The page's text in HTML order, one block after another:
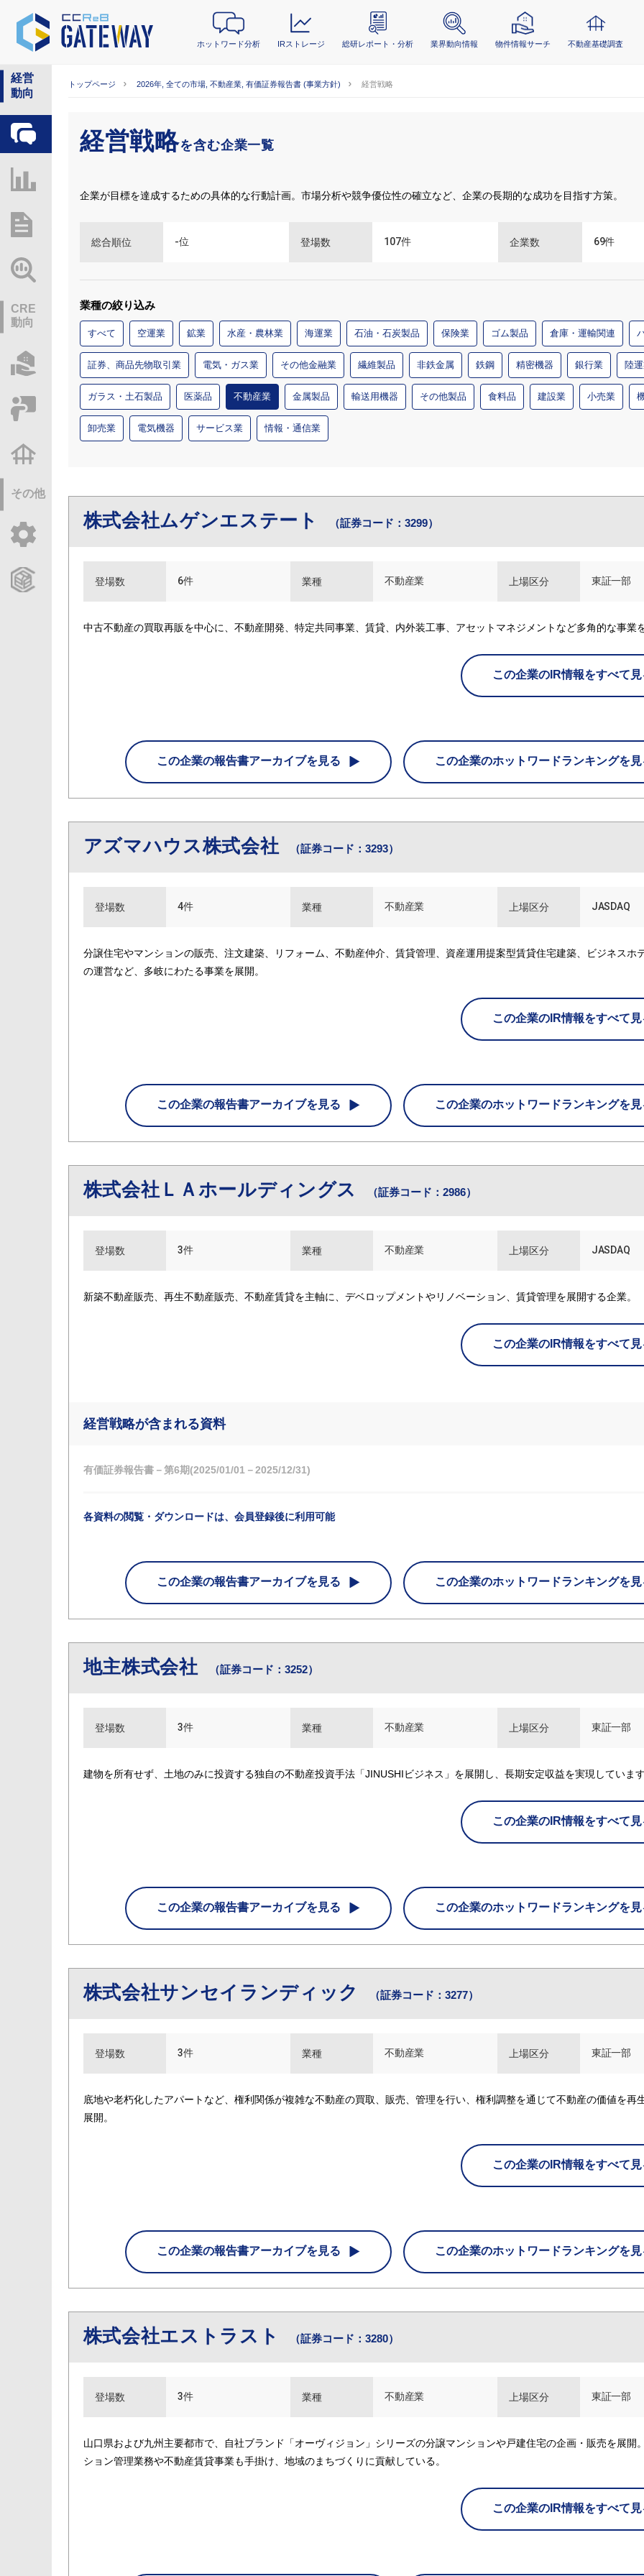
ホットワード分析 IRストレージ 総研レポート・分析 業界動向情報 物件情報サーチ 不動産基礎調査
経営
動向
ホットワード分析
CRE
動向
物件情報サーチ
セミナー・研修
その他
ご利用ガイド
CCReBサービスのご案内
トップページ 2026年, 全ての市場, 不動産業, 有価証券報告書 (事業方針) 経営戦略
経営戦略を含む企業一覧
企業が目標を達成するための具体的な行動計画。市場分析や競争優位性の確立など、企業の長期的な成功を目指す方策。
総合順位 -位 登場数 107件 企業数 69件
業種の絞り込み
すべて 空運業 鉱業 水産・農林業 海運業 石油・石炭製品 保険業 ゴム製品 倉庫・運輸関連
証券、商品先物取引業 電気・ガス業 その他金融業 繊維製品 非鉄金属 鉄鋼 精密機器 銀行業 陸
ガラス・土石製品 医薬品 不動産業 金属製品 輸送用機器 その他製品 食料品 建設業 小売業
卸売業 電気機器 サービス業 情報・通信業
株式会社ムゲンエステート （証券コード：3299）
登場数 6件 業種 不動産業 上場区分 東証一部
中古不動産の買取再販を中心に、不動産開発、特定共同事業、賃貸、内外装工事、アセットマネジメントなど多角的な事業
この企業のIR情報をすべて見
この企業の報告書アーカイブを見る この企業のホットワードランキングを見
アズマハウス株式会社 （証券コード：3293）
登場数 4件 業種 不動産業 上場区分 JASDAQ
分譲住宅やマンションの販売、注文建築、リフォーム、不動産仲介、賃貸管理、資産運用提案型賃貸住宅建築、ビジネスホ
の運営など、多岐にわたる事業を展開。
この企業のIR情報をすべて見
この企業の報告書アーカイブを見る この企業のホットワードランキングを見
株式会社ＬＡホールディングス （証券コード：2986）
登場数 3件 業種 不動産業 上場区分 JASDAQ
新築不動産販売、再生不動産販売、不動産賃貸を主軸に、デベロップメントやリノベーション、賃貸管理を展開する企業。
この企業のIR情報をすべて見
経営戦略が含まれる資料
有価証券報告書－第6期(2025/01/01－2025/12/31)
各資料の閲覧・ダウンロードは、会員登録後に利用可能
この企業の報告書アーカイブを見る この企業のホットワードランキングを見
地主株式会社 （証券コード：3252）
登場数 3件 業種 不動産業 上場区分 東証一部
建物を所有せず、土地のみに投資する独自の不動産投資手法「JINUSHIビジネス」を展開し、長期安定収益を実現していま
この企業のIR情報をすべて見
この企業の報告書アーカイブを見る この企業のホットワードランキングを見
株式会社サンセイランディック （証券コード：3277）
登場数 3件 業種 不動産業 上場区分 東証一部
底地や老朽化したアパートなど、権利関係が複雑な不動産の買取、販売、管理を行い、権利調整を通じて不動産の価値を再
展開。
この企業のIR情報をすべて見
この企業の報告書アーカイブを見る この企業のホットワードランキングを見
株式会社エストラスト （証券コード：3280）
登場数 3件 業種 不動産業 上場区分 東証一部
山口県および九州主要都市で、自社ブランド「オーヴィジョン」シリーズの分譲マンションや戸建住宅の企画・販売を展開
ション管理業務や不動産賃貸事業も手掛け、地域のまちづくりに貢献している。
この企業のIR情報をすべて見